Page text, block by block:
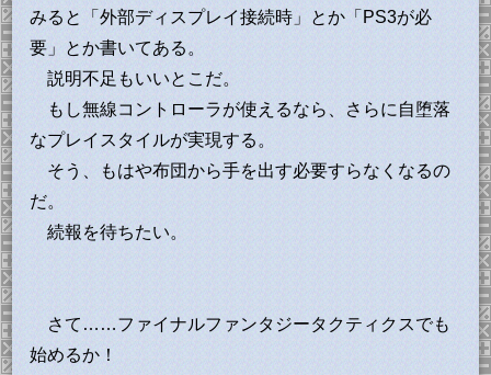
みると「外部ディスプレイ接続時」とか「PS3が必
要」とか書いてある。
説明不足もいいとこだ。
もし無線コントローラが使えるなら、さらに自堕落
なプレイスタイルが実現する。
そう、もはや布団から手を出す必要すらなくなるの
だ。
続報を待ちたい。
さて……ファイナルファンタジータクティクスでも
始めるか！